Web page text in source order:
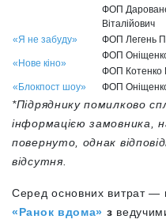
ФОП
Віталійович
«Я не забуду» ФОП Легень
«Нове кіно»
ФОП
ФОП Котенко
«Блокпост шоу»
ФОП
*Підряднику помилково
інформацією замовника,
повернуто, однак
відсутня.
Серед основних витрат —
«Ранок вдома» з